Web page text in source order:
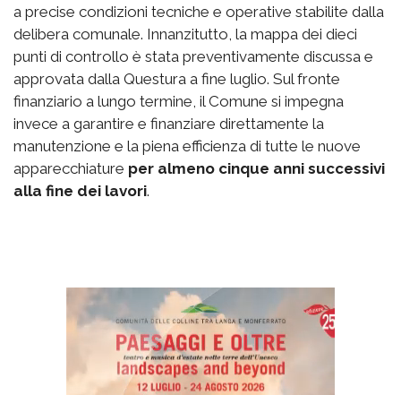
a precise condizioni tecniche e operative stabilite dalla
delibera comunale. Innanzitutto, la mappa dei dieci
punti di controllo è stata preventivamente discussa e
approvata dalla Questura a fine luglio. Sul fronte
finanziario a lungo termine, il Comune si impegna
invece a garantire e finanziare direttamente la
manutenzione e la piena efficienza di tutte le nuove
apparecchiature per almeno cinque anni successivi
alla fine dei lavori.